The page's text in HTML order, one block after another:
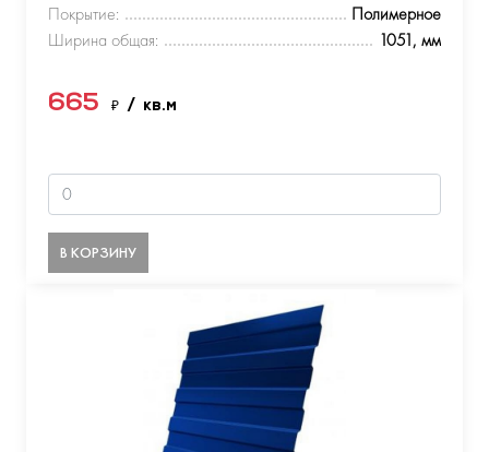
Покрытие:
Полимерное
Ширина общая:
1051, мм
665 ₽ / кв.м
В КОРЗИНУ